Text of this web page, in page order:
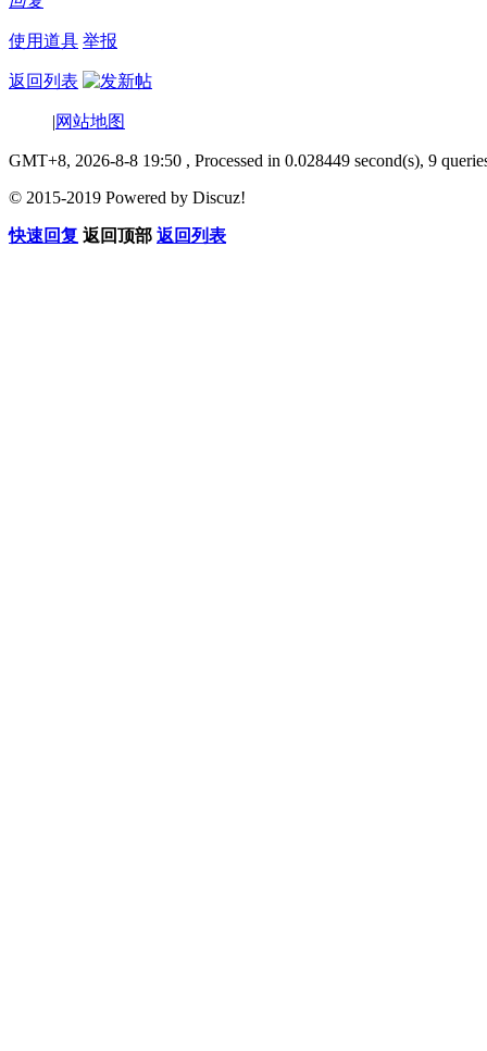
使用道具 举报
返回列表
|网站地图
GMT+8, 2026-8-8 19:50 , Processed in 0.028449 second(s), 9
© 2015-2019 Powered by Discuz!
快速回复 返回顶部 返回列表